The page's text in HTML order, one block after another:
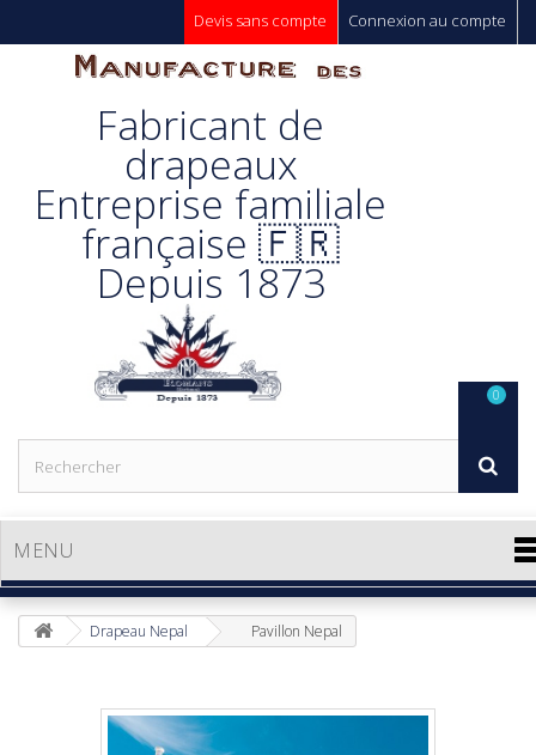
Connexion au compte
Devis sans compte
Manufacture
Des
Drapeaux
Unic s.a.
Fabricant de
drapeaux
Entreprise familiale
française 🇫🇷
Depuis 1873
MENU
0
Drapeau Nepal Pavillon Nepal